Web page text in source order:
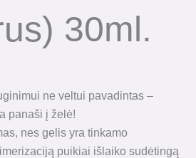
30ml.
ne veltui pavadintas –
panaši į želė!
nes gelis yra tinkamo
puikiai išlaiko sudėtingą